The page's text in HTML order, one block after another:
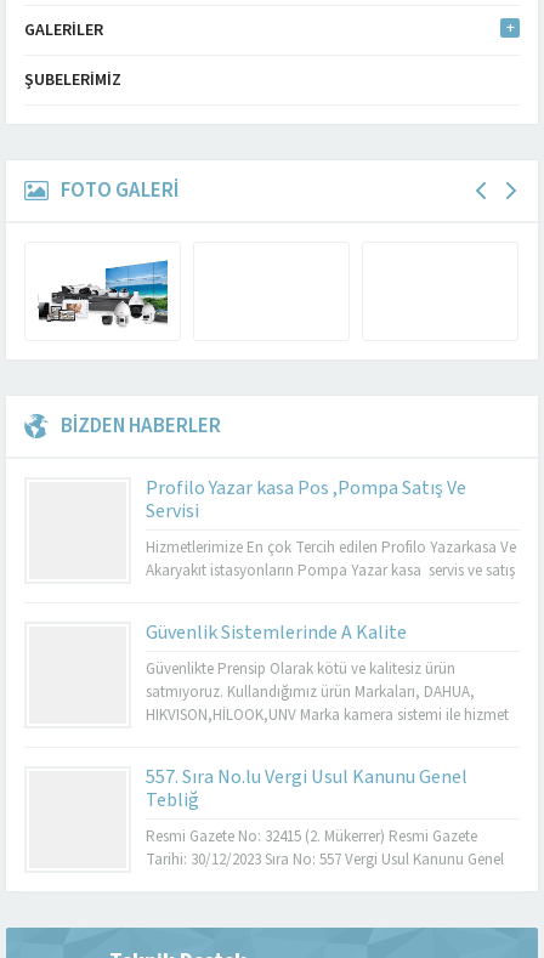
GALERILER
ŞUBELERIMIZ
FOTO GALERİ
BİZDEN HABERLER
Profilo Yazar kasa Pos ,Pompa Satış Ve
Servisi
Hizmetlerimize En çok Tercih edilen Profilo Yazarkasa Ve
Akaryakıt istasyonların Pompa Yazar kasa servis ve satış
temassız (NFC) ve karekod (QR) ile ödeme
desteği,masaüstü ve mobil kullanım özellikleri sayesinde
kapıda, masada,tezgahta hızlı ve güvenli ödeme
almanızı...
Güvenlik Sistemlerinde A Kalite
Güvenlikte Prensip Olarak kötü ve kalitesiz ürün
satmıyoruz. Kullandığımız ürün Markaları, DAHUA,
HIKVISON,HİLOOK,UNV Marka kamera sistemi ile hizmet
557. Sıra No.lu Vergi Usul Kanunu Genel
Tebliğ
Resmi Gazete No: 32415 (2. Mükerrer) Resmi Gazete
Tarihi: 30/12/2023 Sıra No: 557 Vergi Usul Kanunu Genel
bakılmaksızın 1/7/2024 tarihine kadar YN ÖKC’ler ile
değiştirilmesi zorunluluğu, YN ÖKC kullanan mükelleflere